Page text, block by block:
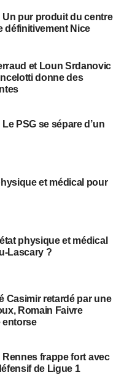
Un pur produit du centre
définitivement Nice
et Loun Srdanovic
donne des
PSG se sépare d’un
et médical pour
physique et médical
Lascary ?
Casimir retardé par une
Romain Faivre
entorse
Rennes frappe fort avec
de Ligue 1